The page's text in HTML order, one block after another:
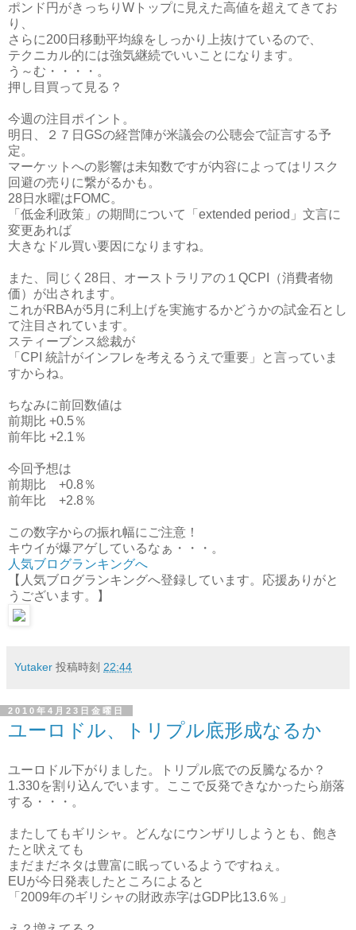
ポンド円がきっちりWトップに見えた高値を超えてきてお
り、
さらに200日移動平均線をしっかり上抜けているので、
テクニカル的には強気継続でいいことになります。
う～む・・・・。
押し目買って見る？
今週の注目ポイント。
明日、２７日GSの経営陣が米議会の公聴会で証言する予
定。
マーケットへの影響は未知数ですが内容によってはリスク
回避の売りに繋がるかも。
28日水曜はFOMC。
「低金利政策」の期間について「extended period」文言に
変更あれば
大きなドル買い要因になりますね。
また、同じく28日、オーストラリアの１QCPI（消費者物
価）が出されます。
これがRBAが5月に利上げを実施するかどうかの試金石とし
て注目されています。
スティーブンス総裁が
「CPI 統計がインフレを考えるうえで重要」と言っていま
すからね。
ちなみに前回数値は
前期比 +0.5％
前年比 +2.1％
今回予想は
前期比 +0.8％
前年比 +2.8％
この数字からの振れ幅にご注意！
キウイが爆アゲしているなぁ・・・。
人気ブログランキングへ
【人気ブログランキングへ登録しています。応援ありがと
うございます。】
Yutaker 投稿時刻 22:44
2010年4月23日金曜日
ユーロドル、トリプル底形成なるか
ユーロドル下がりました。トリプル底での反騰なるか？
1.330を割り込んでいます。ここで反発できなかったら崩落
する・・・。
またしてもギリシャ。どんなにウンザリしようとも、飽き
たと吠えても
まだまだネタは豊富に眠っているようですねぇ。
EUが今日発表したところによると
「2009年のギリシャの財政赤字はGDP比13.6％」